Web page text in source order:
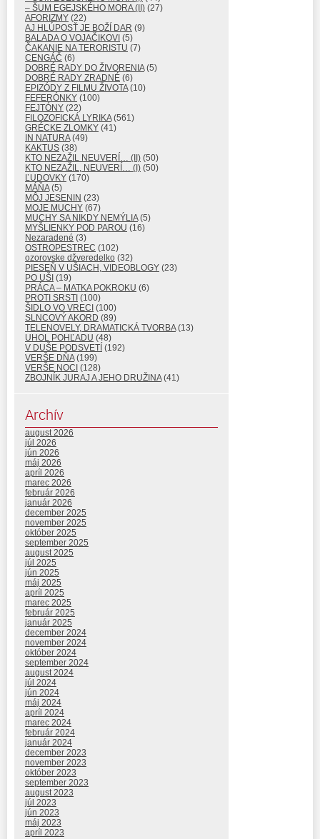
– ŠUM EGEJSKÉHO MORA (II) (27)
AFORIZMY (22)
AJ HLÚPOSŤ JE BOŽÍ DAR (9)
BALADA O VOJAČIKOVI (5)
ČAKANIE NA TERORISTU (7)
CENGÁČ (6)
DOBRÉ RADY DO ŽIVORENIA(5)
DOBRÉ RADY ZRADNÉ (6)
EPIZÓDY Z FILMU ŽIVOTA(10)
FEFERÓNKY (100)
FEJTÓNY (22)
FILOZOFICKÁ LYRIKA(561)
GRÉCKE ZLOMKY (41)
IN NATURA(49)
KAKTUS (38)
KTO NEZAŽIL NEUVERÍ… (II) (50)
KTO NEZAŽIL, NEUVERÍ… (I) (50)
ĽUDOVKY (170)
MÁŇA(5)
MÔJ JESENIN (23)
MOJE MUCHY (67)
MUCHY SA NIKDY NEMÝLIA(5)
MYŠLIENKY POD PAROU (16)
Nezaradené (3)
OSTROPESTREC (102)
ozorovske džveredelko (32)
PIESEŇ V UŠIACH, VIDEOBLOGY (23)
PO UŠI (19)
PRÁCA – MATKA POKROKU (6)
PROTI SRSTI (100)
ŠIDLO VO VRECI (100)
SLNCOVÝ AKORD (89)
TELENOVELY, DRAMATICKÁ TVORBA(13)
UHOL POHĽADU (48)
V DUŠE PODSVETÍ (192)
VERŠE DŇA(199)
VERŠE NOCI (128)
ZBOJNÍK JURAJ A JEHO DRUŽINA(41)
Archív
august 2026
júl 2026
jún 2026
máj 2026
apríl 2026
marec 2026
február 2026
január 2026
december 2025
november 2025
október 2025
september 2025
august 2025
júl 2025
jún 2025
máj 2025
apríl 2025
marec 2025
február 2025
január 2025
december 2024
november 2024
október 2024
september 2024
august 2024
júl 2024
jún 2024
máj 2024
apríl 2024
marec 2024
február 2024
január 2024
december 2023
november 2023
október 2023
september 2023
august 2023
júl 2023
jún 2023
máj 2023
apríl 2023